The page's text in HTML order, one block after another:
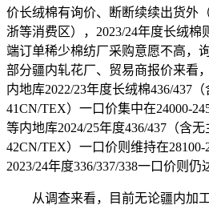
价长绒棉有询价、断断续续出货外
浙等消费区），2023/24年度长绒棉
端订单稀少棉纺厂采购意愿不高，
部分疆内轧花厂、贸易商报价来看
内地库2022/23年度长绒棉436/437
41CN/TEX）一口价集中在24000-
等内地库2024/25年度436/437（含
42CN/TEX）一口价则维持在
2023/24年度336/337/338一口价则仍
从调查来看，目前无论疆内加工